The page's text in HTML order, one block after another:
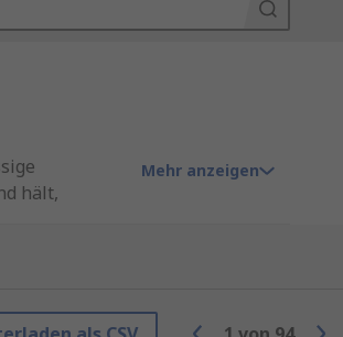
hält,
Mehr anzeigen